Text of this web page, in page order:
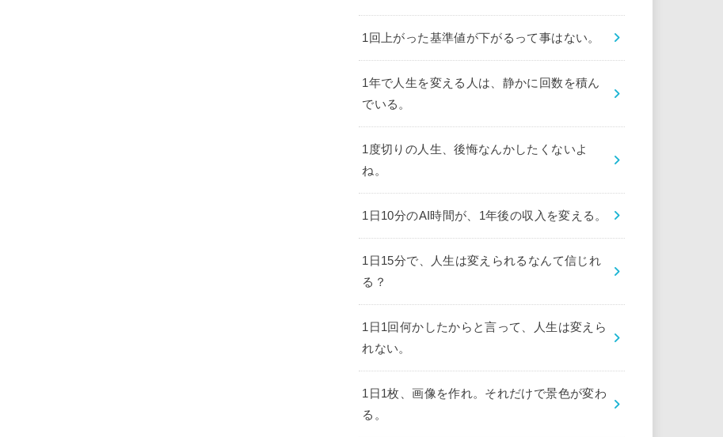
1回上がった基準値が下がるって事はない。
1年で人生を変える人は、静かに回数を積ん
でいる。
1度切りの人生、後悔なんかしたくないよ
ね。
1日10分のAI時間が、1年後の収入を変える。
1日15分で、人生は変えられるなんて信じれ
る？
1日1回何かしたからと言って、人生は変えら
れない。
1日1枚、画像を作れ。それだけで景色が変わ
る。